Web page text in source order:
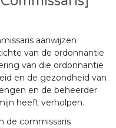
aanwijzen
van de ordonnantie
van die ordonnantie
en de gezondheid van
en de beheerder
heeft verholpen.
de commissaris